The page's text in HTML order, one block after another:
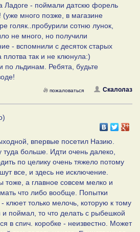
Ладоге - поймали датскю форель
много позже, в магазине
голяк..пробурили сотню лунок,
не много, но получили
- вспомнили с десяток старых
плотва так и не клюнула:)
по льдинам. Ребята, будьте
Скалолаз
пожаловаться
впервые посетил Назию.
больше. Идти очень далеко,
по целику очень тяжело потому
все, и здесь не исключение.
тоже, а главное совсем мелко и
что либо вообще. Попытки
клюет только мелочь, которую к тому
поймал, то что делать с рыбешкой
в спич. коробке - неизвестно. Может